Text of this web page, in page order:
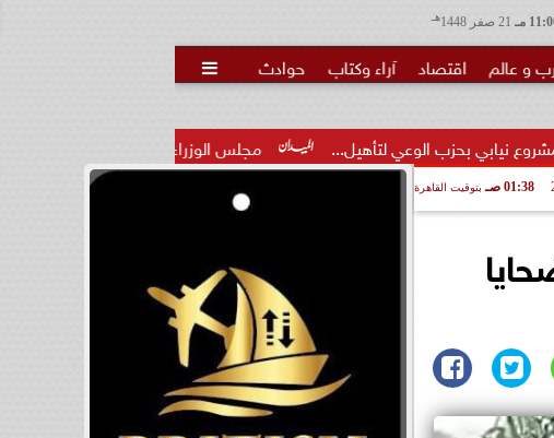
مـ هـ
و عالم اقتصاد آراء وكتاب حوادث 
مجلس الوزراء يوافق على تعديل بعض أحكام القرار الخاص بالإطار...
01:38 صـ بتوقيت القاهرة
ضحايا